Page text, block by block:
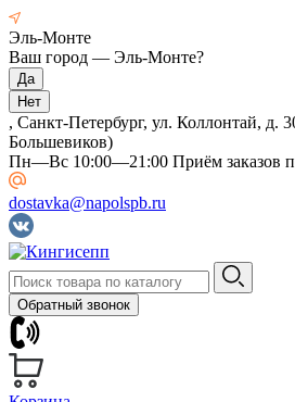
Эль-Монте
Ваш город — Эль-Монте?
, Санкт-Петербург, ул. Коллонтай, д.
Большевиков)
Пн—Вс 10:00—21:00 Приём заказов
dostavka@napolspb.ru
Обратный звонок